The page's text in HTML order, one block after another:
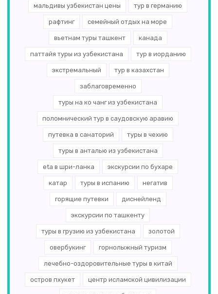
мальдивы узбекистан цены тур в германию
рафтинг семейный отдых на море
вьетнам туры ташкент канада
паттайя туры из узбекистана тур в иорданию
экстремальный тур в казахстан
заблаговременно
туры на ко чанг из узбекистана
поломнический тур в саудовскую аравию
путевка в санаторий туры в чехию
туры в анталью из узбекистана
eta в шри-ланка экскурсии по бухаре
катар туры в испанию негатив
горящие путевки диснейленд
экскурсии по ташкенту
туры в грузию из узбекистана золотой
овербукинг горнолыжный туризм
лечебно-оздоровительные туры в китай
остров пхукет центр исламской цивилизации